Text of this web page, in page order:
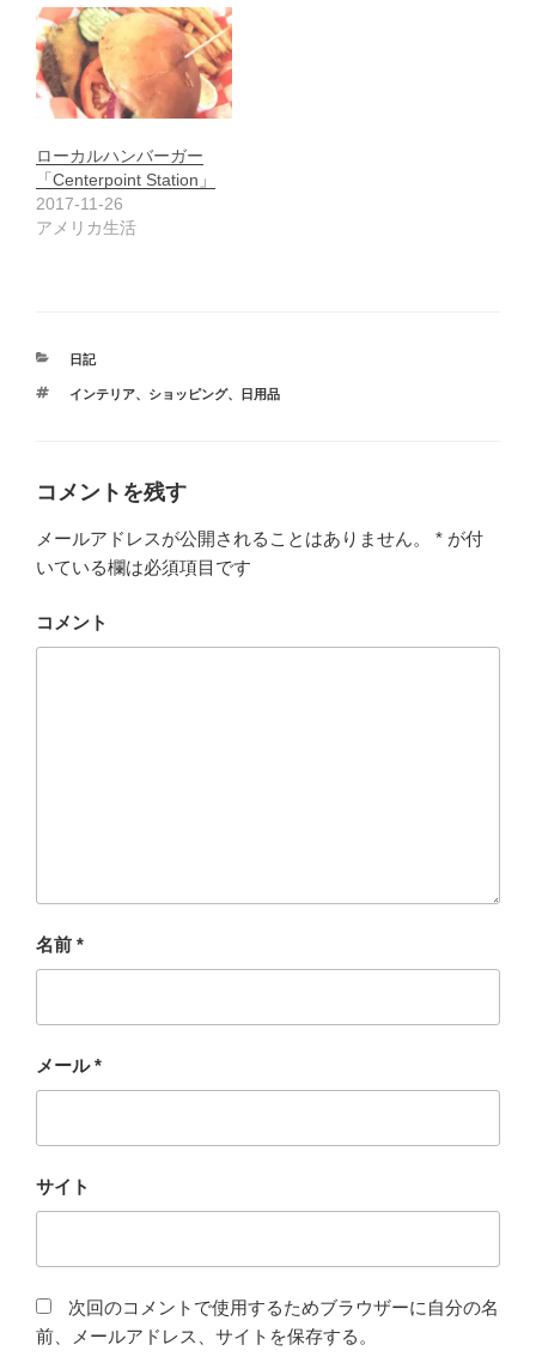
ローカルハンバーガー
「Centerpoint Station」
2017-11-26
アメリカ生活
カ
ゴ
日記
タ
インテリア、 ショッピング、 日用品
コメントを残す
メールアドレスが公開されることはありません。 * が付
いている欄は必須項目です
コメント
名前 *
メール*
サイト
次回のコメントで使用するためブラウザーに自分の名
前、メールアドレス、サイトを保存する。